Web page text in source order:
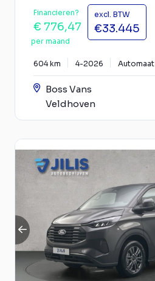
Financieren?
€ 776,47
per maand
excl. BTW
€33.445
604 km 4-2026 Automaat
Boss Vans
Veldhoven